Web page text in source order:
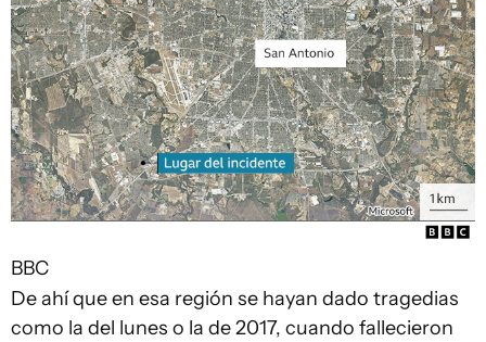
BBC
De ahí que en esa región se hayan dado tragedias
como la del lunes o la de 2017, cuando fallecieron